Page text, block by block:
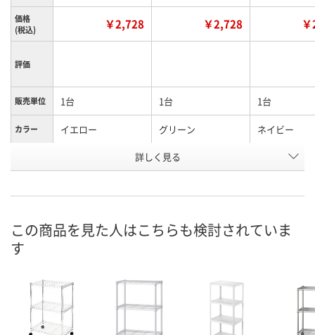
価格
(税込)
￥2,728 ￥2,728
評価
販売単位 1台 1台 1台
カラー イエロー グリーン ネイビー
H652718 H652719
詳しく見る
この商品を見た人はこちらも検討されていま
す